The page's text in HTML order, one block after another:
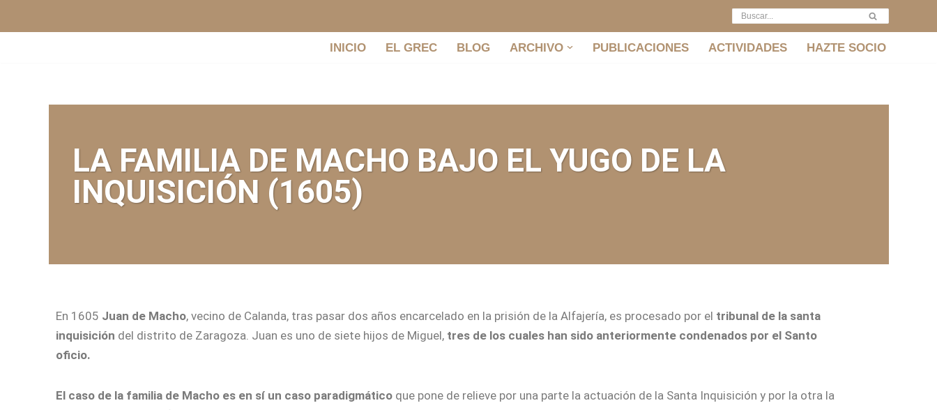
INICIO EL GREC BLOG ARCHIVO PUBLICACIONES ACTIVIDADES HAZTE SOCIO
LA FAMILIA DE MACHO BAJO EL YUGO DE LA
INQUISICIÓN (1605)
En 1605 Juan de Macho, vecino de Calanda, tras pasar dos años encarcelado en la prisión de la Alfajería, es procesado por el tribunal de la santa
inquisición del distrito de Zaragoza. Juan es uno de siete hijos de Miguel, tres de los cuales han sido anteriormente condenados por el Santo
oficio.
El caso de la familia de Macho es en sí un caso paradigmáticoque pone de relieve por una parte la actuación de la Santa Inquisición y por la otra la